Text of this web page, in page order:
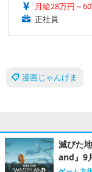
月給28万円～
正社員
漫画じゃんげま
滅びた
and』9